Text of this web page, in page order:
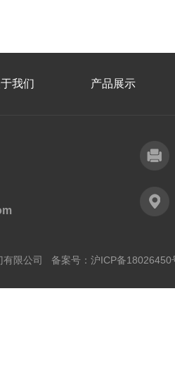
我们 产品展示
限公司 备案号： 沪ICP备18026450